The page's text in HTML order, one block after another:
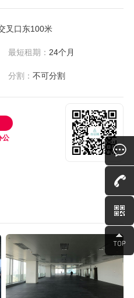
叉口东100米
最短租期： 24个月
分割：不可分割
公